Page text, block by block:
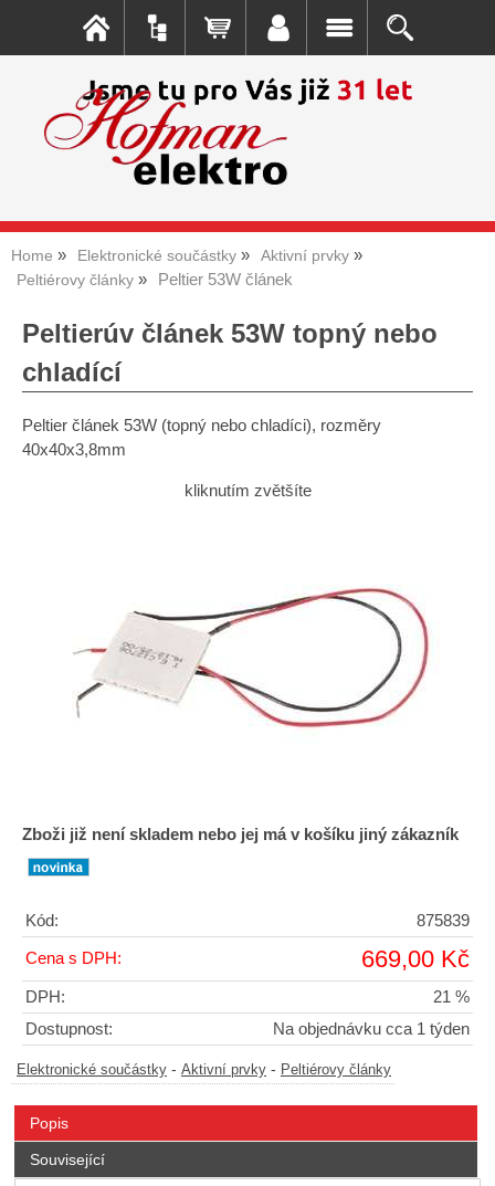
Home Elektronické součástky
Aktivní prvky
Peltiérovy články
Peltier 53W článek
Peltierúv článek 53W topný nebo
chladící
Peltier článek 53W (topný nebo chladíci), rozměry
40x40x3,8mm
kliknutím zvětšíte
Zboži již není skladem nebo jej má v košíku jiný zákazník
Kód: 875839
Cena s DPH: 669,00 Kč
DPH:
21 %
Dostupnost:
Na objednávku cca 1 týden
Elektronické součástky - Aktivní prvky - Peltiérovy články
Popis
Související